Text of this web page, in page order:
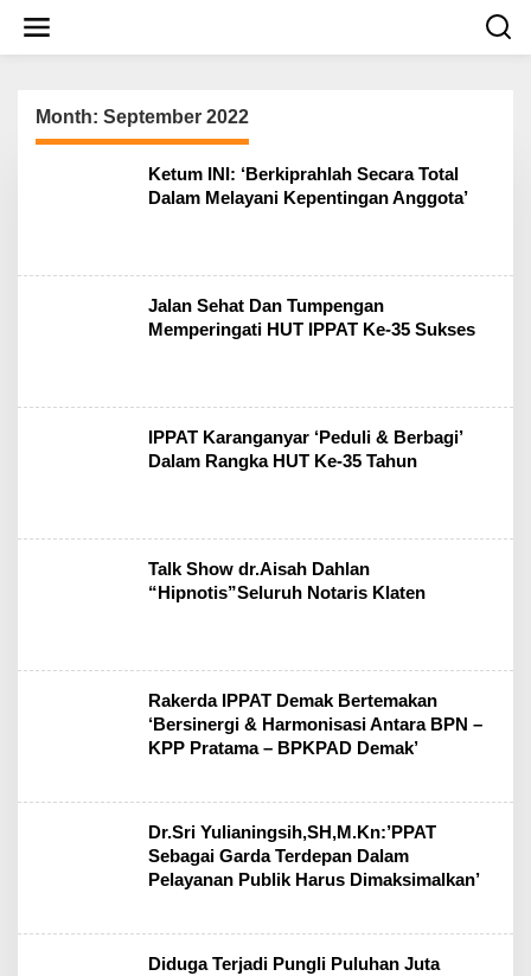
i
Month: September 2022
Ketum INI: ‘Berkiprahlah Secara Total
Dalam Melayani Kepentingan Anggota’
Jalan Sehat Dan Tumpengan
Memperingati HUT IPPAT Ke-35 Sukses
IPPAT Karanganyar ‘Peduli & Berbagi’
Dalam Rangka HUT Ke-35 Tahun
Talk Show dr.Aisah Dahlan
“Hipnotis”Seluruh Notaris Klaten
Rakerda IPPAT Demak Bertemakan
‘Bersinergi & Harmonisasi Antara BPN –
KPP Pratama – BPKPAD Demak’
Dr.Sri Yulianingsih,SH,M.Kn:’PPAT
Sebagai Garda Terdepan Dalam
Pelayanan Publik Harus Dimaksimalkan’
Diduga Terjadi Pungli Puluhan Juta